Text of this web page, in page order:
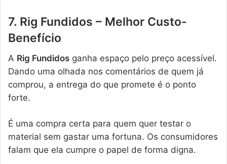
7. Rig Fundidos – Melhor Custo-
Benefício
A Rig Fundidos ganha espaço pelo preço acessível.
Dando uma olhada nos comentários de quem já
comprou, a entrega do que promete é o ponto
forte.
É uma compra certa para quem quer testar o
material sem gastar uma fortuna. Os consumidores
falam que ela cumpre o papel de forma digna.